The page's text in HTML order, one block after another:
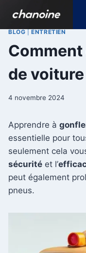
contenu
BLOG |ENTRETIEN
de voiture
4 novembre 2024
Apprendre à
essentielle pour
seulement cela
sécurité et l’
peut également
pneus.